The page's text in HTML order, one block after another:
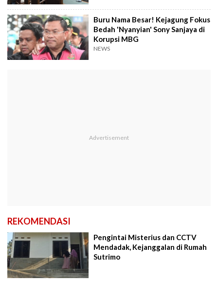
Buru Nama Besar! Kejagung Fokus
Bedah 'Nyanyian' Sony Sanjaya di
Korupsi MBG
NEWS
REKOMENDASI
Pengintai Misterius dan CCTV
Mendadak, Kejanggalan di Rumah
Sutrimo